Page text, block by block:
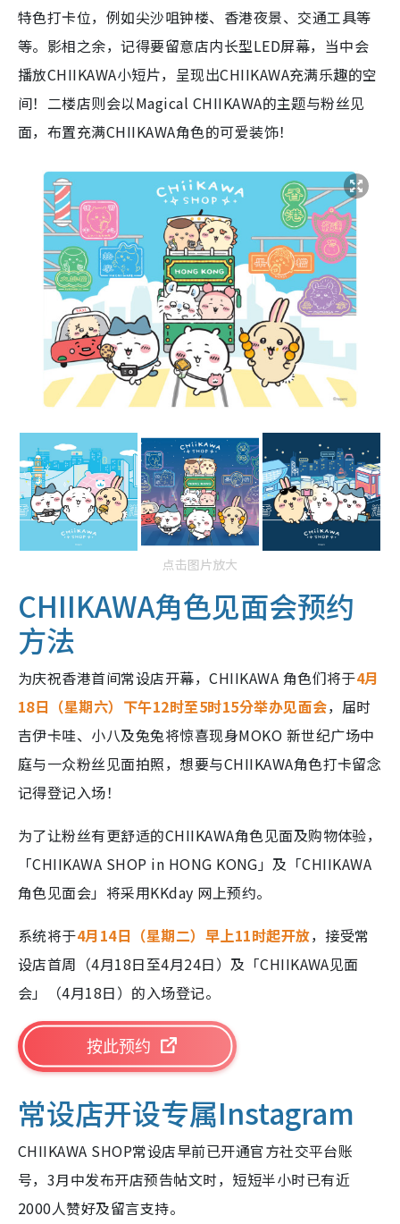
i
特色打卡位，例如尖沙咀钟楼、香港夜景、交通工具等
等。影相之余，记得要留意店内长型LED屏幕，当中会
播放CHIIKAWA小短片，呈现出CHIIKAWA充满乐趣的空
间！二楼店则会以Magical CHIIKAWA的主题与粉丝见
面，布置充满CHIIKAWA角色的可爱装饰！
点击图片放大
CHIIKAWA角色见面会预约
方法
为庆祝香港首间常设店开幕，CHIIKAWA 角色们将于4月
18日（星期六）下午12时至5时15分举办见面会，届时
吉伊卡哇、小八及兔兔将惊喜现身MOKO 新世纪广场中
庭与一众粉丝见面拍照，想要与CHIIKAWA角色打卡留念
记得登记入场！
为了让粉丝有更舒适的CHIIKAWA角色见面及购物体验，
「CHIIKAWA SHOP in HONG KONG」及「CHIIKAWA
角色见面会」将采用KKday 网上预约。
系统将于4月14日（星期二）早上11时起开放，接受常
设店首周（4月18日至4月24日）及「CHIIKAWA见面
会」（4月18日）的入场登记。
按此预约
常设店开设专属Instagram
CHIIKAWA SHOP常设店早前已开通官方社交平台账
号，3月中发布开店预告帖文时，短短半小时已有近
2000人赞好及留言支持。